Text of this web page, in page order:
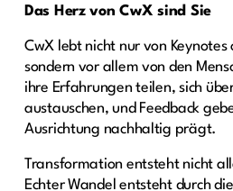
Das Herz von CwX sind Sie
CwX lebt nicht nur von Keynotes
sondern vor allem von den
ihre Erfahrungen teilen, sich
austauschen, und Feedback
Ausrichtung nachhaltig prägt.
Transformation entsteht nicht
Echter Wandel entsteht durch